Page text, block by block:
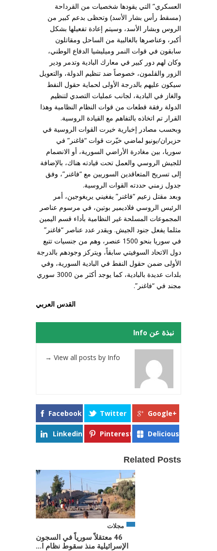
العسكري” التي يقودها شخصيات من القرداحة
(مسقط رأس بشار الأسد) وتحظى بدعم كبير من
الروس وبشار الأسد، وسيتم إعادة تفعيلها بشكل
أكبر، وعناصرها بالغالبية من الساحل ومقاتلون
سابقون في قوات النمر وميليشيا الدفاع الوطني،
وكان لهم دور كبير في معارك البادية وتدمر ودير
الزور والقلمون، خصوصاً ضد تنظيم الدولة، والتعويل
سيكون عليهم بالدرجة الأولى لحماية حقول النفط
والغاز في البادية، لجانب عمليات التصدي لتنظيم
الدولة رفقة قطعات من قوات النظام النظامية وهذا
القرار تم اتخاذه بالتفاهم مع القيادة الروسية.
وبحسب مصادر إخبارية خيرت القوات الروسية في
حزيران/يونيو لماضي خيّرت قوات “فاغنر” في
سوريا، بين مغادرة الأراضي السورية، أو الانضمام
للجيش الروسي والعمل تحت قيادته هناك، بالإضافة
إلى تسريح المتعاقدين السوريين مع “فاغنر”، وفق
جدول زمني حددته القوات الروسية.
وبعد مقتل زعيم “فاغنر” يفغيني يريغوجين، أمر
الرئيس الروسي فلاديمير بوتين، في مرسوم عناصر
المجموعات المسلحة غير النظامية بأداء قسم اليمين
مثلما يفعل جنود الجيش. ويقدر عدد عناصر “فاغنر”
في سوريا بنحو 1500 عنصر، وهم من جنسيات تتبع
دول الاتحاد السوفيتي سابقاً، ويتركز وجودهم بالدرجة
الأولى ضمن حقول النفط في البادية السورية، وفي
بلدات عديدة بالبادية، كما يوجد أكثر من 3000 سوري
مجند في “فاغنر”.
القدس العربي
نبذة عن Info
View all posts by Info
→
Facebook Twitter Google+
Linkedin Pinterest Delicious
Related Posts
مجلات
46 معتقلاً سورياً في السجون
الإسرائيلية منذ سقوط نظام ا...